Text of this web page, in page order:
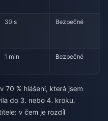
30 s Bezpečné
1 min Bezpečné
70 % hlášení, která jsem
do 3. nebo 4. kroku.
v čem je rozdíl